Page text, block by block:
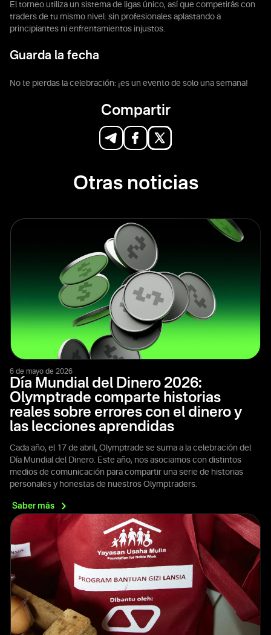
El torneo utiliza un sistema de ligas único, así que competirás con
traders de tu mismo nivel: sin profesionales aplastando a
principiantes ni enfrentamientos injustos.
Guarda la fecha
No te pierdas la celebración: ¡es un evento de solo una semana!
Compartir
Otras noticias
6 de mayo de 2026
Día Mundial del Dinero 2026:
Olymptrade comparte historias
reales sobre errores con el dinero y
las lecciones aprendidas
Cada año, el 17 de abril, Olymptrade se suma a la celebración del
Día Mundial del Dinero. Este año, nos asociamos con distintos
medios de comunicación para compartir una serie de historias
personales y honestas de nuestros Olymptraders.
Sabermás